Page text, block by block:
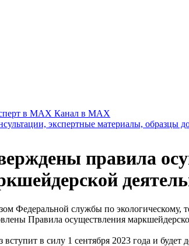
Канал в MAX
правила
Федеральной службы по экологическому,
Правила осуществления
вступит в силу 1 сентября 2023 года и будет